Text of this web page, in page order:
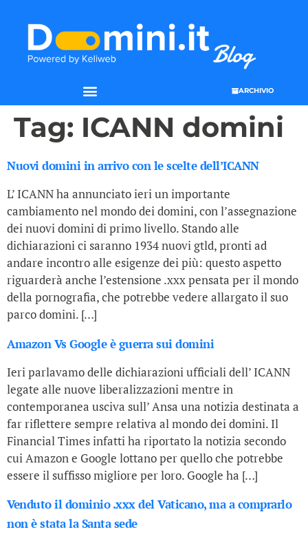
ARCHIVIO
Tag: ICANN domini
Nuovi domini in arrivo con le scelte dell’ICANN
L’ ICANN ha annunciato ieri un importante
cambiamento nel mondo dei domini, con l’assegnazione
dei nuovi domini di primo livello. Stando alle
dichiarazioni ci saranno 1934 nuovi gtld, pronti ad
andare incontro alle esigenze dei più: questo aspetto
riguarderà anche l’estensione .xxx pensata per il mondo
della pornografia, che potrebbe vedere allargato il suo
parco domini. […]
Amazon Vs Google è guerra sui domini
Ieri parlavamo delle dichiarazioni ufficiali dell’ ICANN
legate alle nuove liberalizzazioni mentre in
contemporanea usciva sull’ Ansa una notizia destinata a
far riflettere sempre relativa al mondo dei domini. Il
Financial Times infatti ha riportato la notizia secondo
cui Amazon e Google lottano per quello che potrebbe
essere il suffisso migliore per loro. Google ha […]
Venduto il dominio .xxx del Vaticano, ma a comprarlo
non è stata la Santa sede